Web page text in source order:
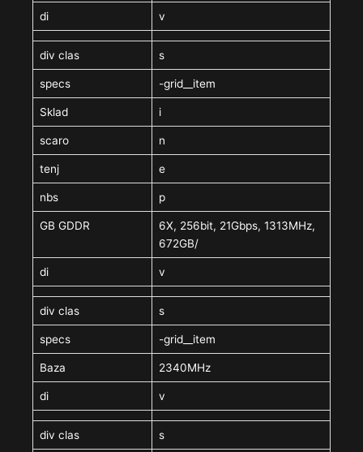
di v
div clas s
specs -grid__item
Sklad i
scaro n
tenj e
nbs p
GB GDDR
6X, 256bit, 21Gbps, 1313MHz,
672GB/
di v
div clas s
specs -grid__item
Baza 2340MHz
di v
div clas s